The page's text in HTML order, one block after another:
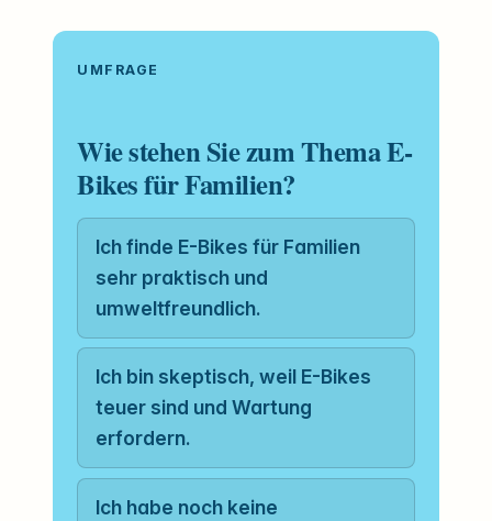
UMFRAGE
Wie stehen Sie zum Thema E-
Bikes für Familien?
Ich finde E-Bikes für Familien
sehr praktisch und
umweltfreundlich.
Ich bin skeptisch, weil E-Bikes
teuer sind und Wartung
erfordern.
Ich habe noch keine